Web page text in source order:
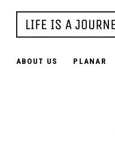
ABOUT US PLANAR